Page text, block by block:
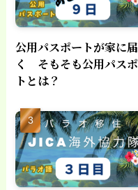
公用パスポートが家に届
く そもそも公用パス
トとは？